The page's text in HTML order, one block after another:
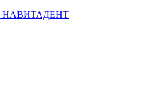
НАВИТАДЕНТ